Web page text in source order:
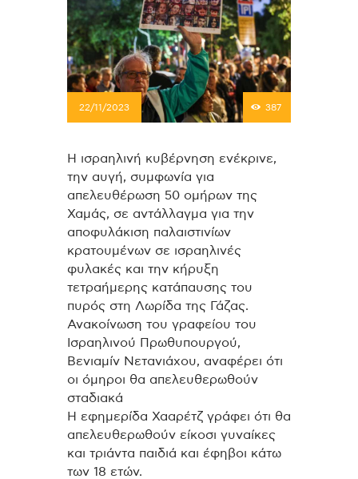
22/11/2023 387
Η ισραηλινή κυβέρνηση ενέκρινε,
την αυγή, συμφωνία για
απελευθέρωση 50 ομήρων της
Χαμάς, σε αντάλλαγμα για την
αποφυλάκιση παλαιστινίων
κρατουμένων σε ισραηλινές
φυλακές και την κήρυξη
τετραήμερης κατάπαυσης του
πυρός στη Λωρίδα της Γάζας.
Ανακοίνωση του γραφείου του
Ισραηλινού Πρωθυπουργού,
Βενιαμίν Νετανιάχου, αναφέρει ότι
οι όμηροι θα απελευθερωθούν
σταδιακά
Η εφημερίδα Χααρέτζ γράφει ότι θα
απελευθερωθούν είκοσι γυναίκες
και τριάντα παιδιά και έφηβοι κάτω
των 18 ετών.